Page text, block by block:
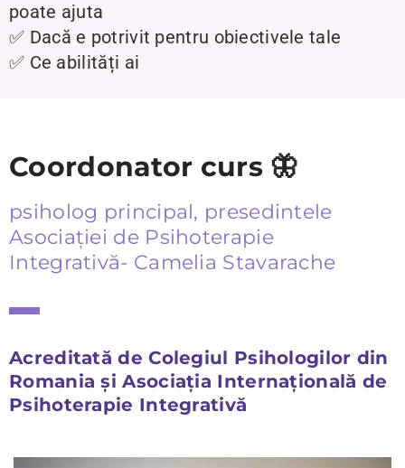
poate ajuta
✅ Dacă e potrivit pentru obiectivele tale
✅ Ce abilități ai
Coordonator curs 🦋
psiholog principal, presedintele
Asociației de Psihoterapie
Integrativă- Camelia Stavarache
Acreditată de Colegiul Psihologilor din
Romania și Asociația Internațională de
Psihoterapie Integrativă